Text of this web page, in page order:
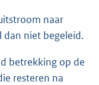
naar
dan niet begeleid.
betrekking op de
resteren na